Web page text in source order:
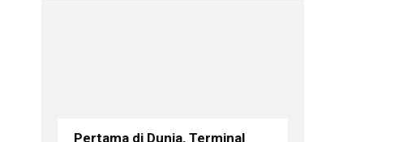
Pertama di Dunia, Terminal